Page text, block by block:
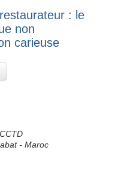
: le
non
carieuse
- Maroc